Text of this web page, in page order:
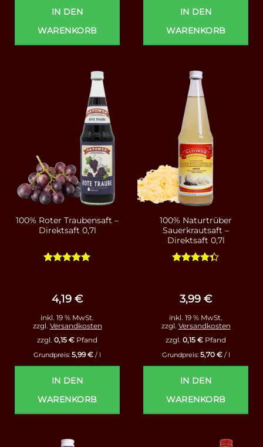
IN DEN
WARENKORB
IN DEN
WARENKORB
100% Roter Traubensaft –
Direktsaft 0,7l
4,19 €
inkl. 19 % MwSt.
zzgl. Versandkosten
zzgl. 0,15 € Pfand
Grundpreis: 5,99€ / l
IN DEN
WARENKORB
100% Naturtrüber
Sauerkrautsaft –
Direktsaft 0,7l
3,99 €
inkl. 19 % MwSt.
zzgl. Versandkosten
zzgl. 0,15 € Pfand
Grundpreis: 5,70 €/ l
IN DEN
WARENKORB